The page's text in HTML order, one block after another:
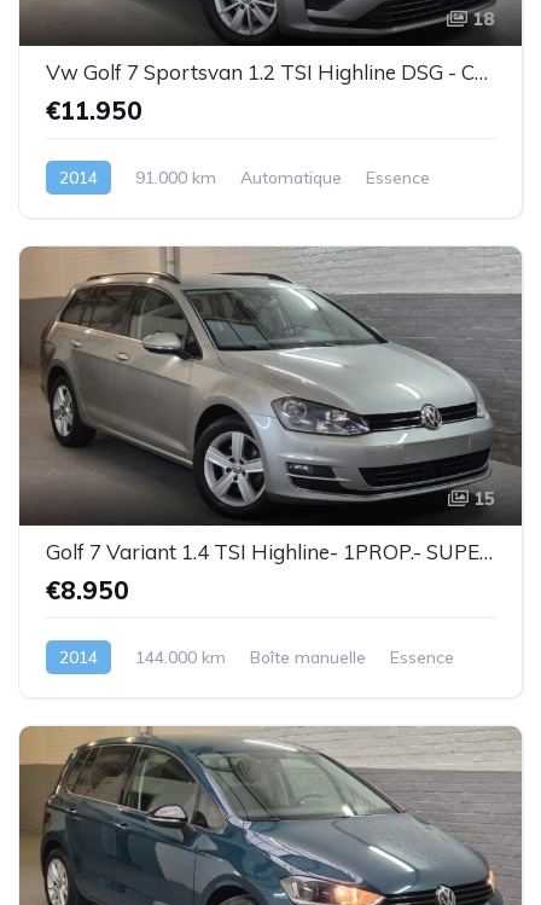
18
Vw Golf 7 Sportsvan 1.2 TSI Highline DSG - Cuir-1prop.- Garantie
€11.950
2014 91.000 km Automatique Essence
15
Golf 7 Variant 1.4 TSI Highline- 1PROP.- SUPERBE ETAT !!! - Garantie
€8.950
2014 144.000 km Boîte manuelle Essence